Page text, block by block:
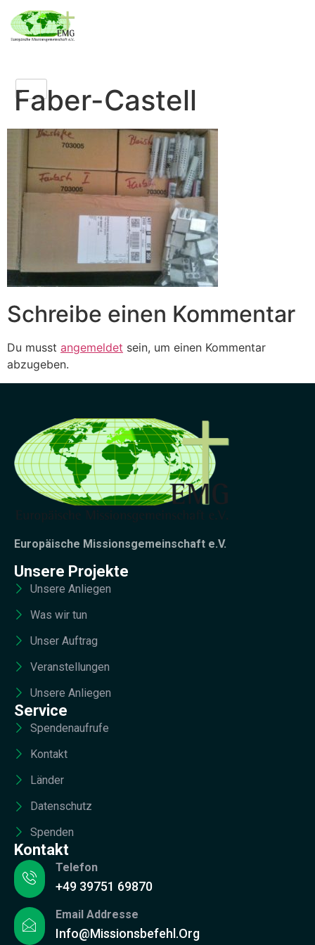
Faber-Castell
Schreibe einen Kommentar
Du musst angemeldet sein, um einen Kommentar
abzugeben.
Europäische Missionsgemeinschaft e.V.
Unsere Projekte
Unsere Anliegen
Was wir tun
Unser Auftrag
Veranstellungen
Unsere Anliegen
Service
Spendenaufrufe
Kontakt
Länder
Datenschutz
Spenden
Kontakt
Telefon
+49 39751 69870
Email Addresse
Info@missionsbefehl.org